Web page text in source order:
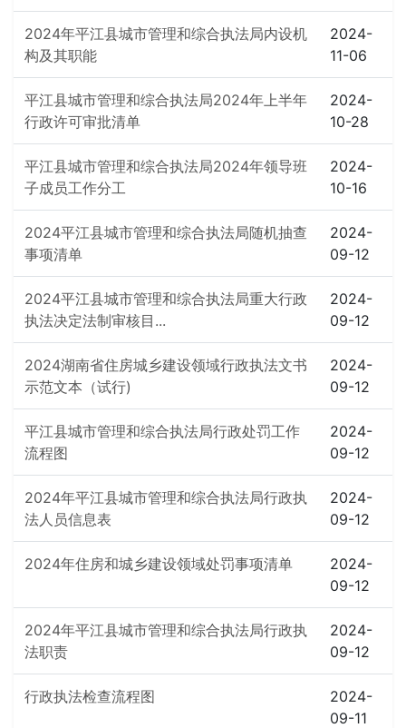
2024年平江县城市管理和综合执法局内设机
构及其职能
2024-
11-06
平江县城市管理和综合执法局2024年上半年
行政许可审批清单
2024-
10-28
平江县城市管理和综合执法局2024年领导班
子成员工作分工
2024-
10-16
2024平江县城市管理和综合执法局随机抽查
事项清单
2024-
09-12
2024平江县城市管理和综合执法局重大行政
执法决定法制审核目...
2024-
09-12
2024湖南省住房城乡建设领域行政执法文书
示范文本（试行)
2024-
09-12
平江县城市管理和综合执法局行政处罚工作
流程图
2024-
09-12
2024年平江县城市管理和综合执法局行政执
法人员信息表
2024-
09-12
2024年住房和城乡建设领域处罚事项清单
2024-
09-12
2024年平江县城市管理和综合执法局行政执
法职责
2024-
09-12
行政执法检查流程图
2024-
09-11